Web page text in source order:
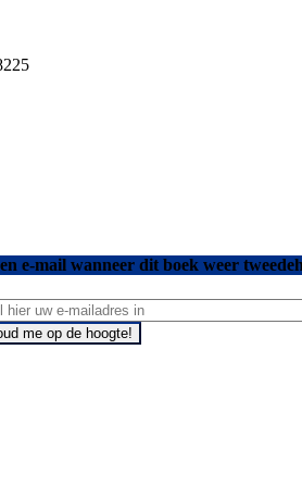
e-mail wanneer dit boek weer
me op de hoogte!